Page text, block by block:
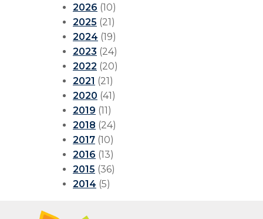
2026 (10)
2025 (21)
2024 (19)
2023 (24)
2022 (20)
2021 (21)
2020 (41)
2019 (11)
2018 (24)
2017 (10)
2016 (13)
2015 (36)
2014 (5)